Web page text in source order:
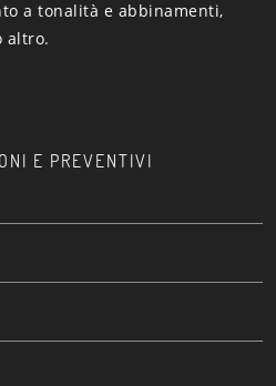
a tonalità e abbinamenti,
altro.
E PREVENTIVI